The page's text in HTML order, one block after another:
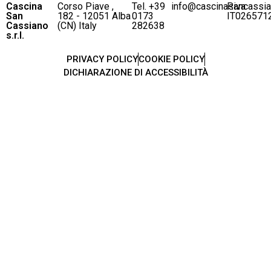
Cascina
San
Cassiano
s.r.l.
Corso Piave ,
182 - 12051 Alba
(CN) Italy
Tel. +39
0173
282638
P.iva
PRIVACY POLICYCOOKIE POLICY
DICHIARAZIONE DI ACCESSIBILITÀ